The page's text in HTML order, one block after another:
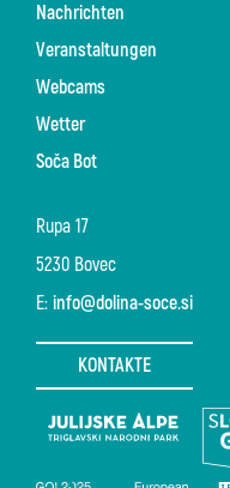
Rupa 17
5230 Bovec
E: info@dolina-soce.si
KONTAKTE
Nachrichten
Veranstaltungen
Webcams
Wetter
Soča Bot